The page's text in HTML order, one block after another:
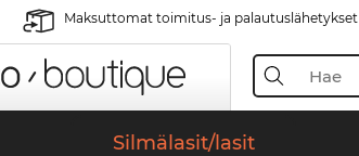
Maksuttomat toimitus- ja palautuslähetykset
Silmälasit/lasit